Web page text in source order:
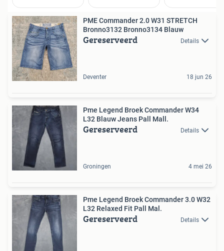
PME Commander 2.0 W31 STRETCH
Bronno3132 Bronno3134 Blauw
Gereserveerd Details
Deventer 18 jun 26
Pme Legend Broek Commander W34
L32 Blauw Jeans Pall Mall.
Gereserveerd Details
Groningen 4 mei 26
Pme Legend Broek Commander 3.0 W32
L32 Relaxed Fit Pall Mal.
Gereserveerd Details